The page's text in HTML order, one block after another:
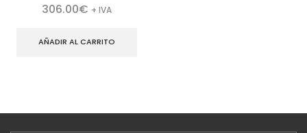
306.00€ + IVA
AÑADIR AL CARRITO